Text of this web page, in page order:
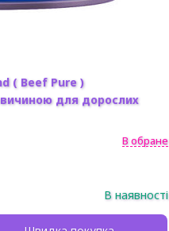
( Beef Pure )
для дорослих
В обране
В наявності